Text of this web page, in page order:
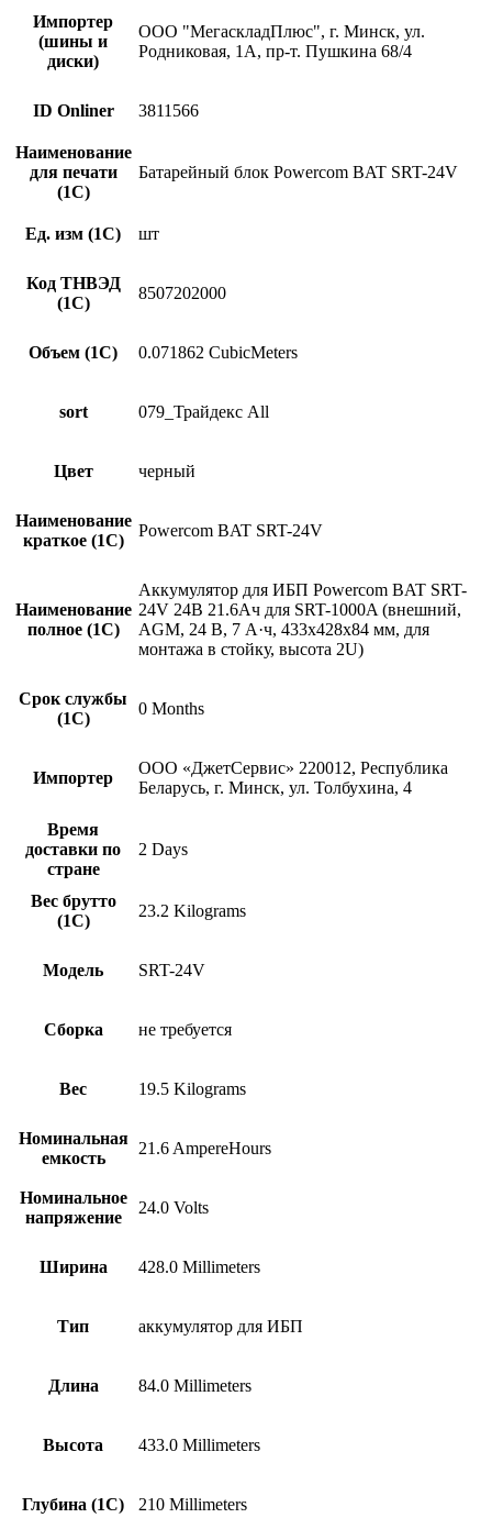
Импортер
(шины и
диски)
ООО "МегаскладПлюс", г. Минск, ул.
Родниковая, 1А, пр-т. Пушкина 68/4
ID Onliner 3811566
Наименование
для печати
(1С)
Батарейный блок Powercom BAT SRT-24V
Ед. изм (1С) шт
Код ТНВЭД
(1С)
8507202000
Объем (1С) 0.071862 CubicMeters
sort 079_Трайдекс All
Цвет черный
Наименование
краткое (1C)
Powercom BAT SRT-24V
Наименование
полное (1С)
Аккумулятор для ИБП Powercom BAT SRT-
24V 24В 21.6Ач для SRT-1000A (внешний,
AGM, 24 В, 7 А·ч, 433x428x84 мм, для
монтажа в стойку, высота 2U)
Срок службы
(1С)
0 Months
Импортер
ООО «ДжетСервис» 220012, Республика
Беларусь, г. Минск, ул. Толбухина, 4
Время
доставки по
стране
2 Days
Вес брутто
(1С)
23.2 Kilograms
Модель SRT-24V
Сборка не требуется
Вес 19.5 Kilograms
Номинальная
емкость
21.6 AmpereHours
Номинальное
напряжение
24.0 Volts
Ширина 428.0 Millimeters
Тип аккумулятор для ИБП
Длина 84.0 Millimeters
Высота 433.0 Millimeters
Глубина (1С) 210 Millimeters